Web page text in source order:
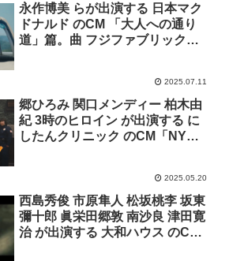
永作博美 らが出演する 日本マク
ドナルド のCM 「大人への通り
道」篇。曲 フジファブリック
2025.07.11
郷ひろみ 関口メンディー 柏木由
紀 3時のヒロイン が出演する に
したんクリニック のCM「NYダ
2025.05.20
西島秀俊 市原隼人 松坂桃李 坂東
彌十郎 眞栄田郷敦 南沙良 津田寛
治 が出演する 大和ハウス のCM